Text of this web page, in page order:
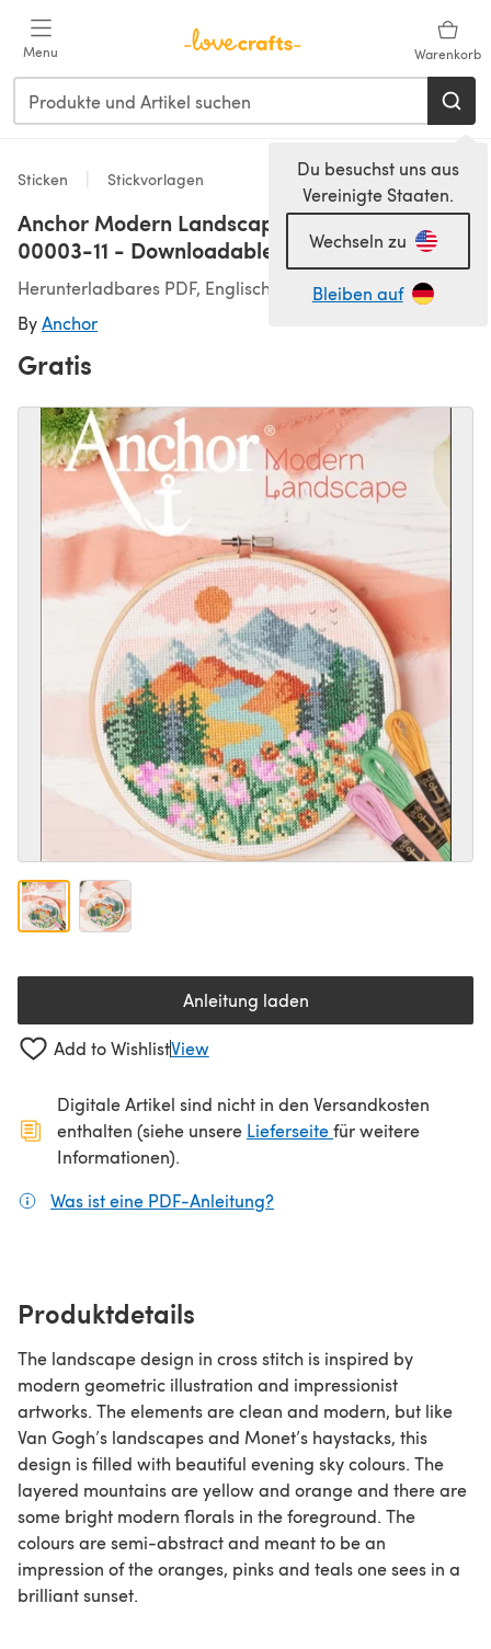
Menu Warenkorb
Du besuchst uns aus
Vereinigte Staaten.
Wechseln zu
Bleiben auf
Sticken Stickvorlagen
Anchor Modern Landscape - 0022500-
00003-11 - Downloadable PDF
Herunterladbares PDF, Englisch
ByAnchor
Gratis
Anleitung laden(öffnet sich in einem neuen
Add to WishlistView
Digitale Artikel sind nicht in den Versandkosten
enthalten (siehe unsere Lieferseite(öffnet sich in
für weitere
Informationen).
Was ist eine PDF-Anleitung?
Produktdetails
The landscape design in cross stitch is inspired by
modern geometric illustration and impressionist
artworks. The elements are clean and modern, but like
Van Gogh’s landscapes and Monet’s haystacks, this
design is filled with beautiful evening sky colours. The
layered mountains are yellow and orange and there are
some bright modern florals in the foreground. The
colours are semi-abstract and meant to be an
impression of the oranges, pinks and teals one sees in a
brilliant sunset.